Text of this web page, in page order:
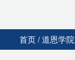
首页 / 道恩学院